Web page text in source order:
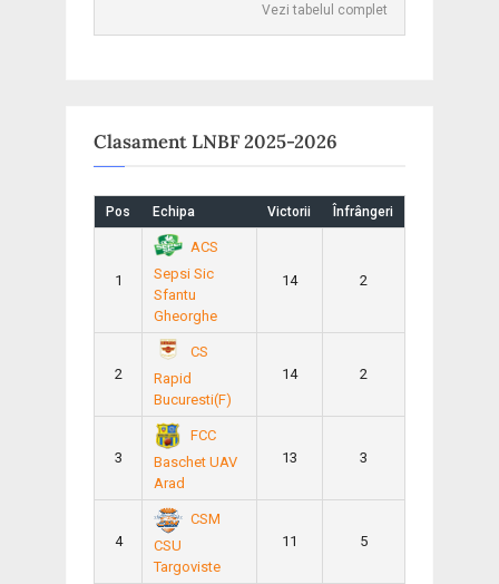
Vezi tabelul complet
Clasament LNBF 2025-2026
Pos Echipa Victorii Înfrângeri
1
ACS
Sepsi Sic
Sfantu
Gheorghe
14 2
2
CS
Rapid
Bucuresti(F)
14 2
3
FCC
Baschet UAV
Arad
13 3
4
CSM
CSU
Targoviste
11 5